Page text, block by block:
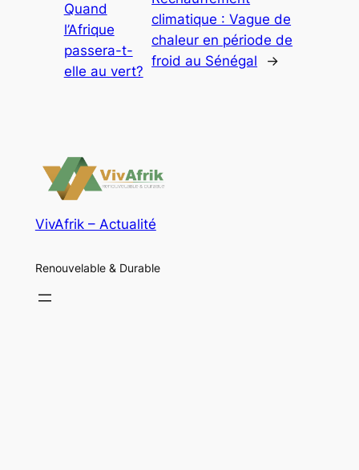
Quand
l’Afrique
passera-t-
elle au vert?
climatique : Vague de
chaleur en période de
froid au Sénégal
→
VivAfrik – Actualité
Renouvelable & Durable